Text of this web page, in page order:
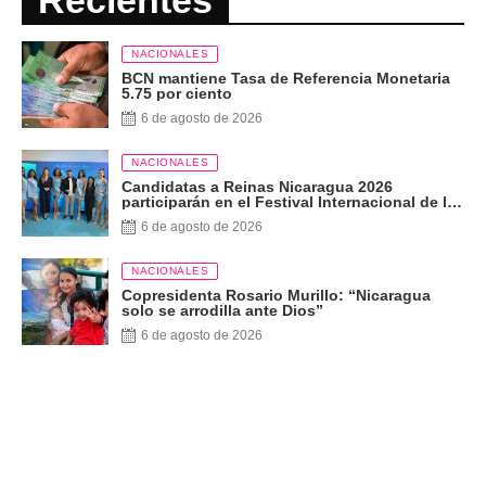
NACIONALES
BCN mantiene Tasa de Referencia Monetaria
5.75 por ciento
6 de agosto de 2026
NACIONALES
Candidatas a Reinas Nicaragua 2026
participarán en el Festival Internacional de las
Artes, Cultura y Gastronomía
6 de agosto de 2026
NACIONALES
Copresidenta Rosario Murillo: “Nicaragua
solo se arrodilla ante Dios”
6 de agosto de 2026